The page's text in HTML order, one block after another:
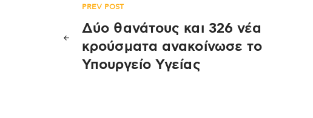
Πλοήγηση
άρθρων
PREV POST
Δύο θανάτους και 326 νέα
κρούσματα ανακοίνωσε το
Υπουργείο Υγείας